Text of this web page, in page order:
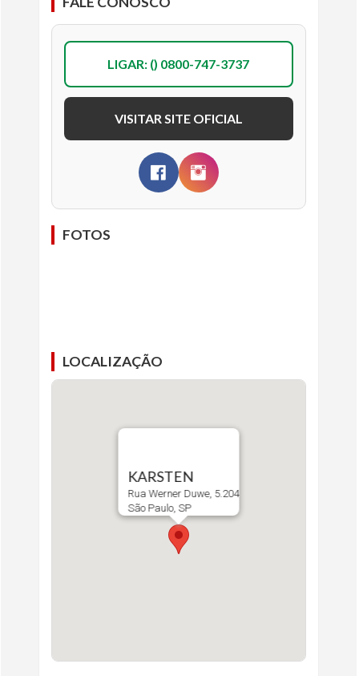
LIGAR: () 0800-747-3737
VISITAR SITE OFICIAL
FOTOS
LOCALIZAÇÃO
KARSTEN
Rua Werner Duwe, 5.204
São Paulo, SP